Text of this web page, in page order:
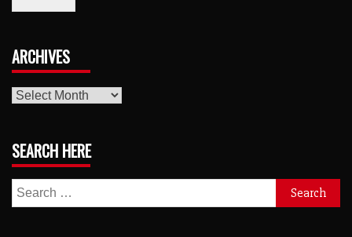
ARCHIVES
archives
SEARCH HERE
Search
for: